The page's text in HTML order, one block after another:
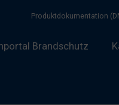
Brandschutz
Produktdokumentation